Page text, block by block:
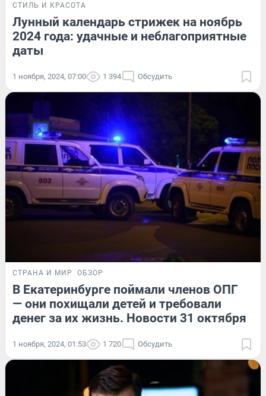
СТИЛЬ И КРАСОТА
Лунный календарь стрижек на ноябрь
2024 года: удачные и неблагоприятные
даты
1 ноября, 2024, 07:00 1 394 Обсудить
СТРАНА И МИР ОБЗОР
В Екатеринбурге поймали членов ОПГ
— они похищали детей и требовали
денег за их жизнь. Новости 31 октября
1 ноября, 2024, 01:53 1 720 Обсудить